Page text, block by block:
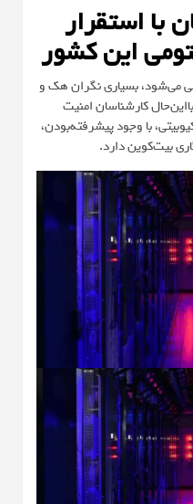
استقرار
این کشور
می‌شود، بسیاری نگران هک و
کارشناسان امنیت
معتقدند که یک سیستم ۲۰۰ کیوبیتی، با وجود پیشرفته‌بودن،
بیت‌کوین دارد.